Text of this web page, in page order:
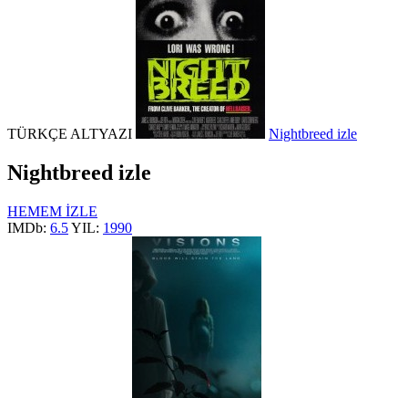
TÜRKÇE ALTYAZI Nightbreed izle
Nightbreed izle
HEMEM İZLE
IMDb: 6.5YIL: 1990